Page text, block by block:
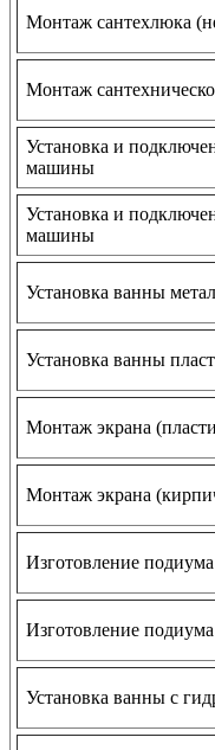
Монтаж сантехлюка
Монтаж
Установка и
машины
Установка и
машины
Установка ванны
Установка ванны
Монтаж экрана
Монтаж экрана
Изготовление
Изготовление
Установка ванны с